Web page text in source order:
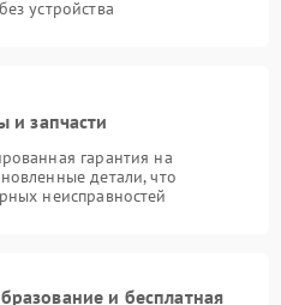
устройства
и запчасти
гарантия на
детали, что
неисправностей
и бесплатная